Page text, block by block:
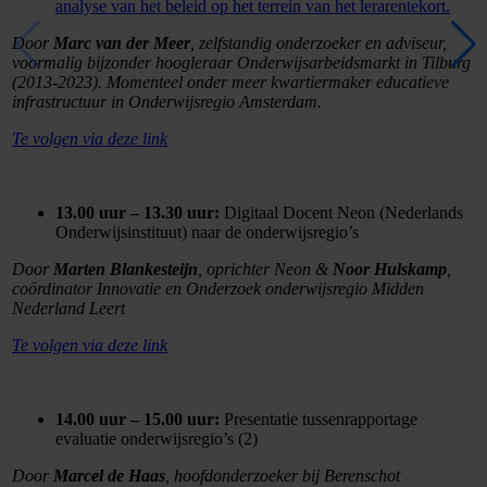
analyse van het beleid op het terrein van het lerarentekort.
Door Marc van der Meer , zelfstandig onderzoeker en adviseur,
voormalig bijzonder hoogleraar Onderwijsarbeidsmarkt in Tilburg
(2013-2023). Momenteel onder meer kwartiermaker educatieve
infrastructuur in Onderwijsregio Amsterdam.
Te volgen via deze link
13.00 uur – 13.30 uur: Digitaal Docent Neon (Nederlands
Onderwijsinstituut) naar de onderwijsregio’s
Door Marten Blankesteijn , oprichter Neon & Noor Hulskamp
coördinator Innovatie en Onderzoek onderwijsregio Midden
Nederland Leert
Te volgen via deze link
14.00 uur – 15.00 uur: Presentatie tussenrapportage
evaluatie onderwijsregio’s (2)
Door Marcel de Haas , hoofdonderzoeker bij Berenschot